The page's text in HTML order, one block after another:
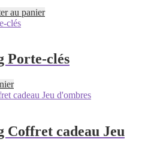
au panier
Porte-clés
Coffret cadeau Jeu